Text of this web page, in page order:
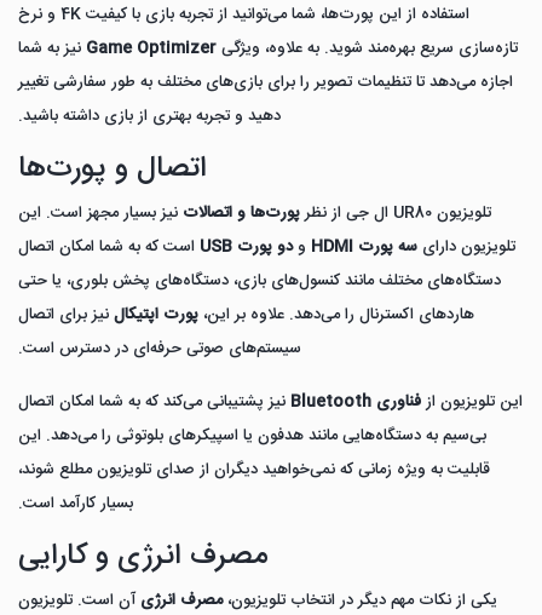
استفاده از این پورت‌ها، شما می‌توانید از تجربه بازی با کیفیت 4K و نرخ
تازه‌سازی سریع بهره‌مند شوید. به علاوه، ویژگیGame Optimizer نیز به شما
اجازه می‌دهد تا تنظیمات تصویر را برای بازی‌های مختلف به طور سفارشی تغییر
دهید و تجربه بهتری از بازی داشته باشید.
اتصال و پورت‌ها
تلویزیون UR80 ال جی از نظر پورت‌ها و اتصالات نیز بسیار مجهز است. این
تلویزیون دارای سه پورت HDMI ودو پورت USB
است که به شما امکان اتصال
دستگاه‌های مختلف مانند کنسول‌های بازی، دستگاه‌های پخش بلوری، یا حتی
هاردهای اکسترنال را می‌دهد. علاوه بر این، پورت اپتیکالنیز برای اتصال
سیستم‌های صوتی حرفه‌ای در دسترس است.
این تلویزیون ازفناوری Bluetooth
نیز پشتیبانی می‌کند که به شما امکان اتصال
بی‌سیم به دستگاه‌هایی مانند هدفون یا اسپیکرهای بلوتوثی را می‌دهد. این
قابلیت به ویژه زمانی که نمی‌خواهید دیگران از صدای تلویزیون مطلع شوند،
بسیار کارآمد است.
مصرف انرژی و کارایی
یکی از نکات مهم دیگر در انتخاب تلویزیون،مصرف انرژیآن است. تلویزیون